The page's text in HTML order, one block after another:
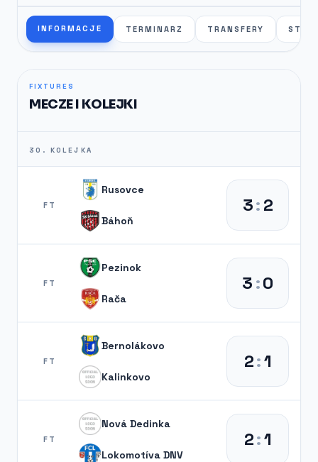
INFORMACJE TERMINARZ TRANSFERY
FIXTURES
MECZE I KOLEJKI
30. KOLEJKA
FT
Rusovce
Báhoň
3:2
FT
Pezinok
Rača
3:0
FT
Bernolákovo
Kalinkovo
2:1
FT
Nová Dedinka
Lokomotíva DNV
2:1